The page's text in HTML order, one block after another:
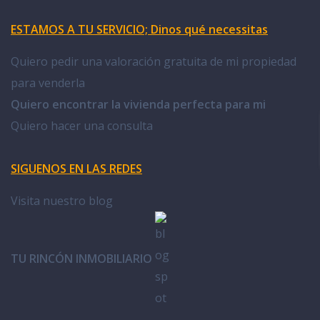
ESTAMOS A TU SERVICIO; Dinos qué necessitas
Quiero pedir una valoración gratuita de mi propiedad
para venderla
Quiero encontrar la vivienda perfecta para mi
Quiero hacer una consulta
SIGUENOS EN LAS REDES
Visita nuestro blog
TU RINCÓN INMOBILIARIO